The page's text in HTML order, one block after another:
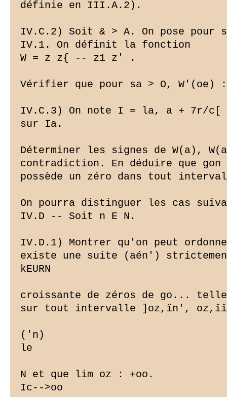
définie en III.A.2).
IV.C.2) Soit & > A. On pose
IV.1. On définit la fonction
W = z z{ -- z1 z' .
Vérifier que pour sa > O,
IV.C.3) On note I = la, a + 7r/c[
sur Ia.
Déterminer les signes de W(a),
contradiction. En déduire que gon
possède un zéro dans tout
On pourra distinguer les cas
IV.D -- Soit n E N.
IV.D.1) Montrer qu'on peut
existe une suite (aén')
kEURN
croissante de zéros de go...
sur tout intervalle ]oz,ïn',
('n)
le
N et que lim oz : +oo.
Ic-->oo